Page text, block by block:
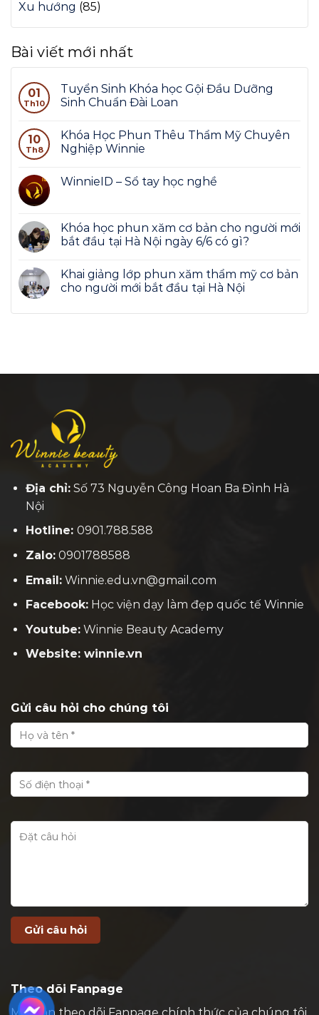
Xu hướng (85)
Bài viết mới nhất
01
Th10
Tuyển Sinh Khóa học Gội Đầu Dưỡng
Sinh Chuẩn Đài Loan
10
Th8
Khóa Học Phun Thêu Thẩm Mỹ Chuyên
Nghiệp Winnie
WinnieID – Sổ tay học nghề
Khóa học phun xăm cơ bản cho người mới
bắt đầu tại Hà Nội ngày 6/6 có gì?
Khai giảng lớp phun xăm thẩm mỹ cơ bản
cho người mới bắt đầu tại Hà Nội
Địa chỉ:Số 73 Nguyễn Công Hoan Ba Đình Hà
Nội
Hotline: 0901.788.588
Zalo:0901788588
Email:Winnie.edu.vn@gmail.com
Facebook:Học viện dạy làm đẹp quốc tế Winnie
Youtube:Winnie Beauty Academy
Website: winnie.vn
Gửi câu hỏi cho chúng tôi
Theo dõi Fanpage